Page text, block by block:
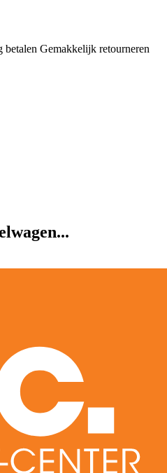
betalen Gemakkelijk retourneren